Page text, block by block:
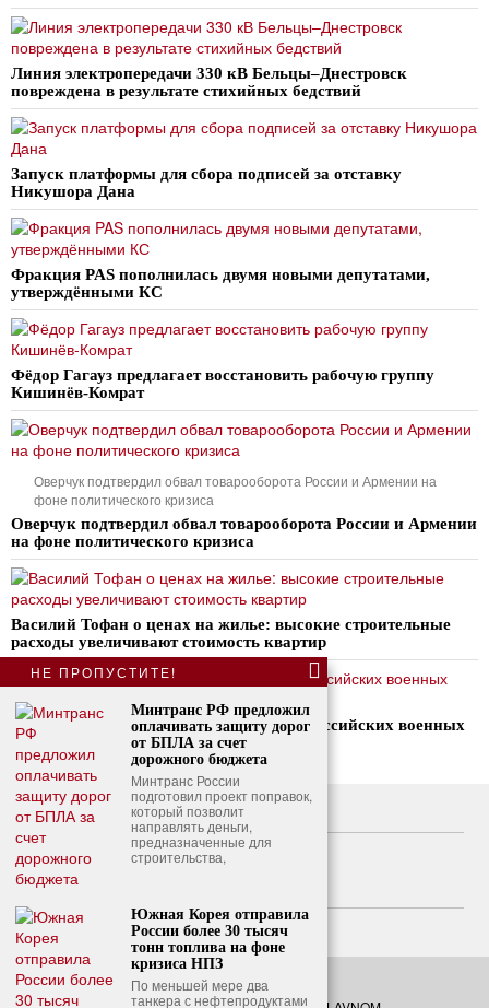
Линия электропередачи 330 кВ Бельцы–Днестровск
повреждена в результате стихийных бедствий
Запуск платформы для сбора подписей за отставку
Никушора Дана
Фракция PAS пополнилась двумя новыми депутатами,
утверждёнными КС
Фёдор Гагауз предлагает восстановить рабочую группу
Кишинёв-Комрат
Оверчук подтвердил обвал товарооборота России и Армении на
фоне политического кризиса
Оверчук подтвердил обвал товарооборота России и Армении
на фоне политического кризиса
Василий Тофан о ценах на жилье: высокие строительные
расходы увеличивают стоимость квартир
ЕС ввела новые санкции против пяти российских военных
чиновников
О нас
Свяжитесь с нами
Политика конфиденциальности
Политика использования файлов cookie
НЕ ПРОПУСТИТЕ!
Минтранс РФ предложил
оплачивать защиту дорог
от БПЛА за счет
дорожного бюджета
Минтранс России
подготовил проект поправок,
который позволит
направлять деньги,
предназначенные для
строительства,
Южная Корея отправила
России более 30 тысяч
тонн топлива на фоне
кризиса НПЗ
По меньшей мере два
танкера с нефтепродуктами